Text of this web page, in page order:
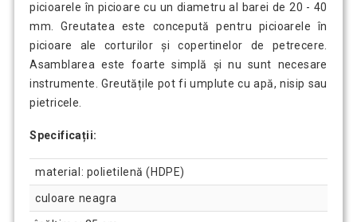
picioarele în picioare cu un diametru al barei de 20 - 40
mm. Greutatea este concepută pentru picioarele în
picioare ale corturilor și copertinelor de petrecere.
Asamblarea este foarte simplă și nu sunt necesare
instrumente. Greutățile pot fi umplute cu apă, nisip sau
pietricele.
Specificații:
material: polietilenă (HDPE)
culoare neagra